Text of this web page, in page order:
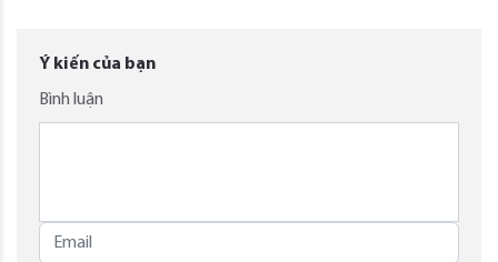
Ý kiến của bạn
Bình luận